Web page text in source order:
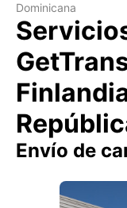
Dominicana
Envío de